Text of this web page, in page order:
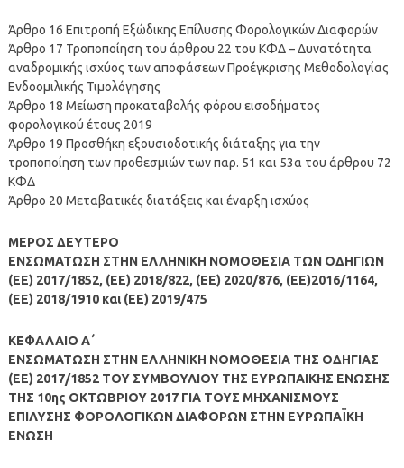
Άρθρο 16 Επιτροπή Εξώδικης Επίλυσης Φορολογικών Διαφορών
Άρθρο 17 Τροποποίηση του άρθρου 22 του ΚΦΔ – Δυνατότητα
αναδρομικής ισχύος των αποφάσεων Προέγκρισης Μεθοδολογίας
Ενδοομιλικής Τιμολόγησης
Άρθρο 18 Μείωση προκαταβολής φόρου εισοδήματος
φορολογικού έτους 2019
Άρθρο 19 Προσθήκη εξουσιοδοτικής διάταξης για την
τροποποίηση των προθεσμιών των παρ. 51 και 53α του άρθρου 72
ΚΦΔ
Άρθρο 20 Μεταβατικές διατάξεις και έναρξη ισχύος
ΜΕΡΟΣ ΔΕΥΤΕΡΟ
ΕΝΣΩΜΑΤΩΣΗ ΣΤΗΝ ΕΛΛΗΝΙΚΗ ΝΟΜΟΘΕΣΙΑ ΤΩΝ ΟΔΗΓΙΩΝ
(ΕΕ) 2017/1852, (ΕΕ) 2018/822, (ΕΕ) 2020/876, (ΕΕ)2016/1164,
(ΕΕ) 2018/1910 και (ΕΕ) 2019/475
ΚΕΦΑΛΑΙΟ Α΄
ΕΝΣΩΜΑΤΩΣΗ ΣΤΗΝ ΕΛΛΗΝΙΚΗ ΝΟΜΟΘΕΣΙΑ ΤΗΣ ΟΔΗΓΙΑΣ
(ΕΕ) 2017/1852 ΤΟΥ ΣΥΜΒΟΥΛΙΟΥ ΤΗΣ ΕΥΡΩΠΑΙΚΗΣ ΕΝΩΣΗΣ
ΤΗΣ 10ης ΟΚΤΩΒΡΙΟΥ 2017 ΓΙΑ ΤΟΥΣ ΜΗΧΑΝΙΣΜΟΥΣ
ΕΠΙΛΥΣΗΣ ΦΟΡΟΛΟΓΙΚΩΝ ΔΙΑΦΟΡΩΝ ΣΤΗΝ ΕΥΡΩΠΑΪΚΗ
ΕΝΩΣΗ